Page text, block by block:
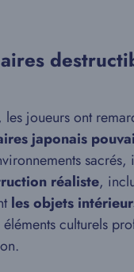
les joueurs ont
japonais
sacrés,
réaliste,
les objets
culturels